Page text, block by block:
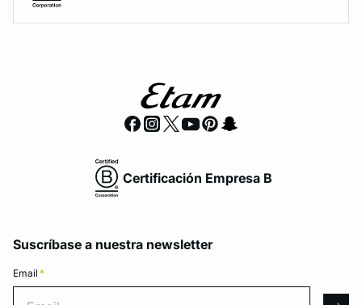
Certificación Empresa B
Suscríbase a nuestra newsletter
Email *